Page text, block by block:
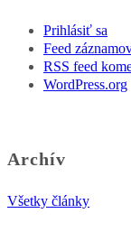
Prihlásiť sa
Feed
RSS feed
WordPress.org
Archív
Všetky články